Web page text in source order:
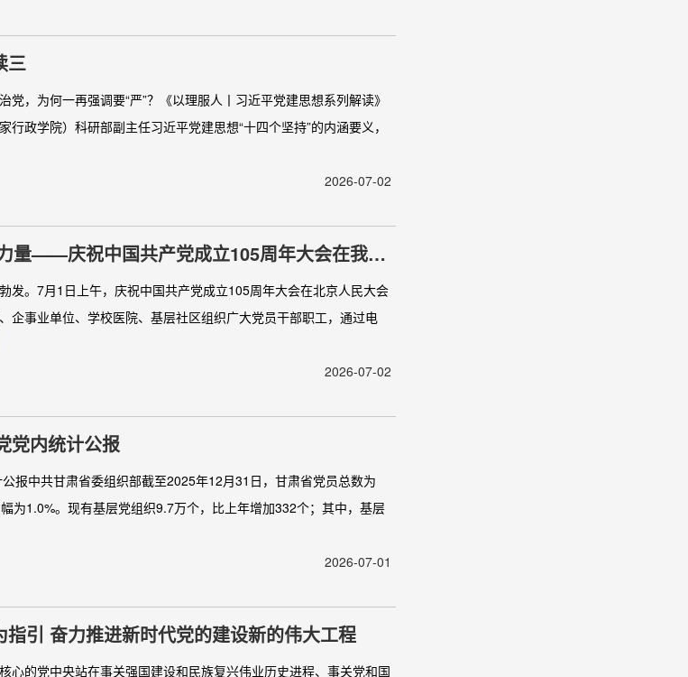
三
党，为何一再强调要“严”？《以理服人丨习近平党建思想系列解读》
政学院）科研部副主任习近平党建思想“十四个坚持”的内涵要义，
2026-07-02
量——庆祝中国共产党成立105周年大会在我州
反响
发。7月1日上午，庆祝中国共产党成立105周年大会在北京人民大会
企事业单位、学校医院、基层社区组织广大党员干部职工，通过电
2026-07-02
党内统计公报
报中共甘肃省委组织部截至2025年12月31日，甘肃省党员总数为
为1.0%。现有基层党组织9.7万个，比上年增加332个；其中，基层
2026-07-01
引 奋力推进新时代党的建设新的伟大工程
心的党中央站在事关强国建设和民族复兴伟业历史进程、事关党和国